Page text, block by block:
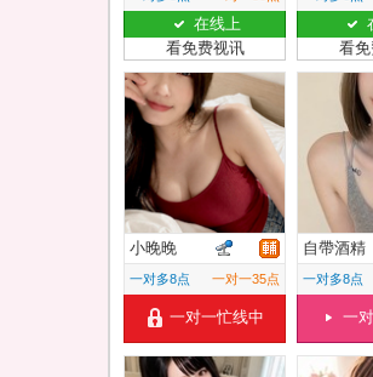
在线上
看免费视讯
看
小晚晚
一对多8点 一对一35点
一对一忙线中
自帶酒精
一对多8点
一